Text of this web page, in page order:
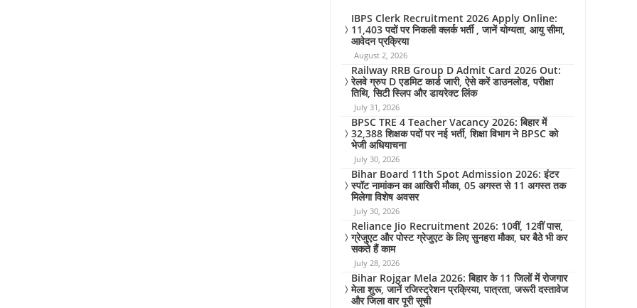
IBPS Clerk Recruitment 2026 Apply Online:
11,403 पदों पर निकली क्लर्क भर्ती , जानें योग्यता, आयु सीमा,
आवेदन प्रक्रिया
August 2, 2026
Railway RRB Group D Admit Card 2026 Out:
रेलवे ग्रुप D एडमिट कार्ड जारी, ऐसे करें डाउनलोड, परीक्षा
तिथि, सिटी स्लिप और डायरेक्ट लिंक
July 31, 2026
BPSC TRE 4 Teacher Vacancy 2026: बिहार में
32,388 शिक्षक पदों पर नई भर्ती, शिक्षा विभाग ने BPSC को
भेजी अधियाचना
July 30, 2026
Bihar Board 11th Spot Admission 2026: इंटर
स्पॉट नामांकन का आखिरी मौका, 05 अगस्त से 11 अगस्त तक
मिलेगा विशेष अवसर
July 30, 2026
Reliance Jio Recruitment 2026: 10वीं, 12वीं पास,
ग्रेजुएट और पोस्ट ग्रेजुएट के लिए सुनहरा मौका, घर बैठे भी कर
सकते हैं काम
July 28, 2026
Bihar Rojgar Mela 2026: बिहार के 11 जिलों में रोजगार
मेला शुरू, जानें रजिस्ट्रेशन प्रक्रिया, पात्रता, जरूरी दस्तावेज
और जिला वार पूरी सूची